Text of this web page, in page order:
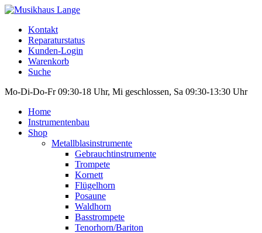
Kontakt
Reparaturstatus
Kunden-Login
Warenkorb
Suche
Mo-Di-Do-Fr 09:30-18 Uhr, Mi geschlossen, Sa 09:30-13:30 Uhr
Home
Instrumentenbau
Shop
Metallblasinstrumente
Gebrauchtinstrumente
Trompete
Kornett
Flügelhorn
Posaune
Waldhorn
Basstrompete
Tenorhorn/Bariton